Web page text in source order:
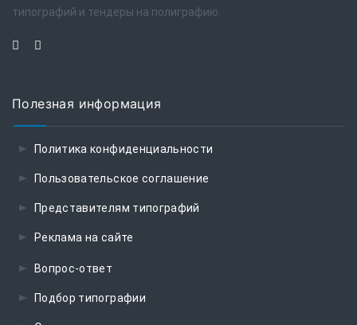
типографий и тендеры на полиграфию.
Полезная информация
Политика конфиденциальности
Пользовательское соглашение
Представителям типографий
Реклама на сайте
Вопрос-ответ
Подбор типографии